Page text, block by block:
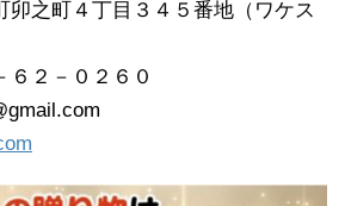
卯之町４丁目３４５番地（ワケス
６２－０２６０